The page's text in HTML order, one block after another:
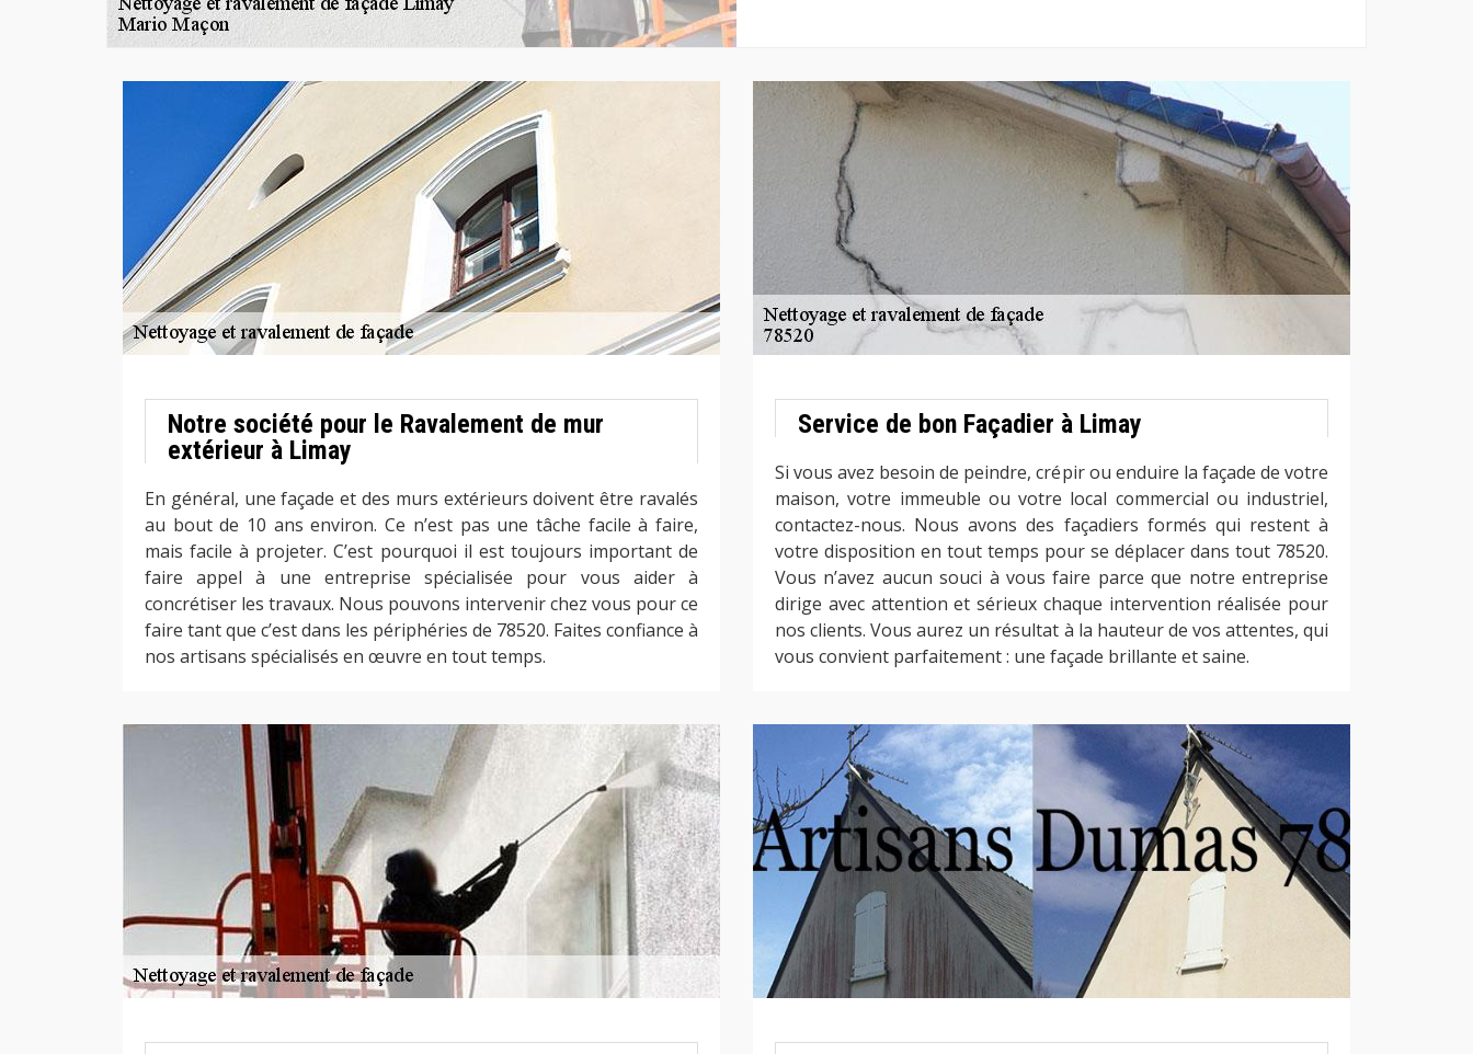
Notre société pour le Ravalement de mur
extérieur à Limay
En général, une façade et des murs extérieurs doivent être ravalés
au bout de 10 ans environ. Ce n’est pas une tâche facile à faire,
mais facile à projeter. C’est pourquoi il est toujours important de
faire appel à une entreprise spécialisée pour vous aider à
concrétiser les travaux. Nous pouvons intervenir chez vous pour ce
faire tant que c’est dans les périphéries de 78520. Faites confiance à
nos artisans spécialisés en œuvre en tout temps.
Service de bon Façadier à Limay
Si vous avez besoin de peindre, crépir ou enduire la façade de votre
maison, votre immeuble ou votre local commercial ou industriel,
contactez-nous. Nous avons des façadiers formés qui restent à
votre disposition en tout temps pour se déplacer dans tout 78520.
Vous n’avez aucun souci à vous faire parce que notre entreprise
dirige avec attention et sérieux chaque intervention réalisée pour
nos clients. Vous aurez un résultat à la hauteur de vos attentes, qui
vous convient parfaitement : une façade brillante et saine.